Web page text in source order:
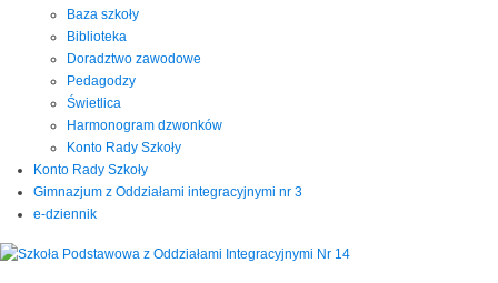
Baza szkoły
Biblioteka
Doradztwo zawodowe
Pedagodzy
Świetlica
Harmonogram dzwonków
Konto Rady Szkoły
Konto Rady Szkoły
Gimnazjum z Oddziałami integracyjnymi nr 3
e-dziennik